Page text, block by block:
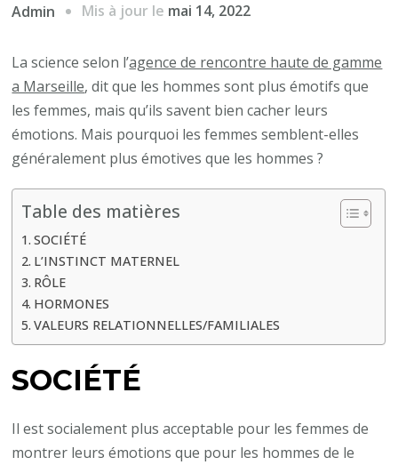
Admin Mis à jour le mai 14, 2022
La science selon l’agence de rencontre haute de gamme
a Marseille, dit que les hommes sont plus émotifs que
les femmes, mais qu’ils savent bien cacher leurs
émotions. Mais pourquoi les femmes semblent-elles
généralement plus émotives que les hommes ?
Table des matières
SOCIÉTÉ
L’INSTINCT MATERNEL
RÔLE
HORMONES
VALEURS RELATIONNELLES/FAMILIALES
SOCIÉTÉ
Il est socialement plus acceptable pour les femmes de
montrer leurs émotions que pour les hommes de le